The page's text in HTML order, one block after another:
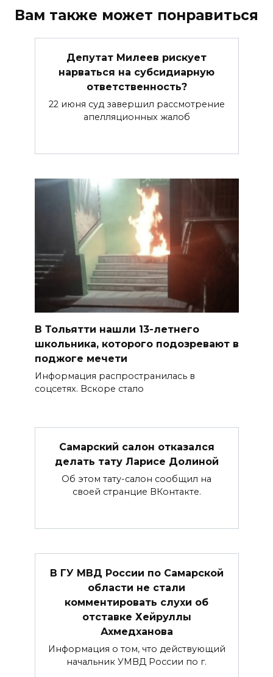
Вам также может понравиться
Депутат Милеев рискует
нарваться на субсидиарную
ответственность?
22 июня суд завершил рассмотрение
апелляционных жалоб
В Тольятти нашли 13-летнего
школьника, которого подозревают в
поджоге мечети
Информация распространилась в
соцсетях. Вскоре стало
Самарский салон отказался
делать тату Ларисе Долиной
Об этом тату-салон сообщил на
своей странцие ВКонтакте.
В ГУ МВД России по Самарской
области не стали
комментировать слухи об
отставке Хейруллы
Ахмедханова
Информация о том, что действующий
начальник УМВД России по г.